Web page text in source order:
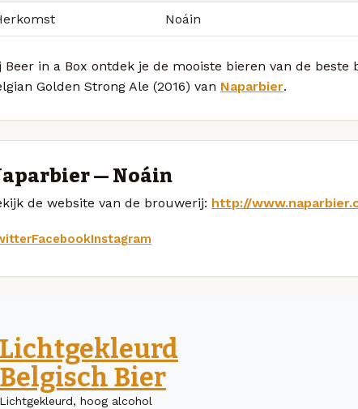
Noáin
Beer in a Box ontdek je de mooiste bieren van de beste
Golden Strong Ale (2016) van Naparbier.
— Noáin
de website van de brouwerij: http://
FacebookInstagram
Lichtgekleurd
Belgisch Bier
Lichtgekleurd, hoog alcohol